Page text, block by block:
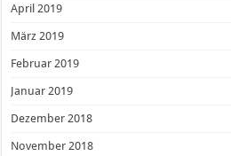
April 2019
März 2019
Februar 2019
Januar 2019
Dezember 2018
November 2018